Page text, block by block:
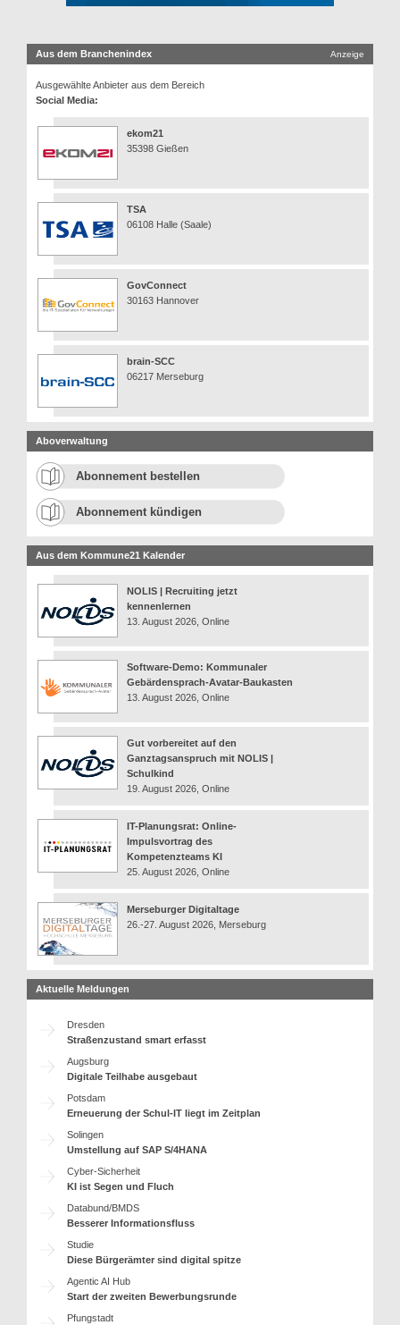
Aus dem Branchenindex Anzeige
Ausgewählte Anbieter aus dem Bereich
Social Media:
ekom21
35398 Gießen
TSA
06108 Halle (Saale)
GovConnect
30163 Hannover
brain-SCC
06217 Merseburg
Aboverwaltung
Abonnement bestellen
Abonnement kündigen
Aus dem Kommune21 Kalender
NOLIS | Recruiting jetzt
kennenlernen
13. August 2026, Online
Software-Demo: Kommunaler
Gebärdensprach-Avatar-Baukasten
13. August 2026, Online
Gut vorbereitet auf den
Ganztagsanspruch mit NOLIS |
Schulkind
19. August 2026, Online
IT-Planungsrat: Online-
Impulsvortrag des
Kompetenzteams KI
25. August 2026, Online
Merseburger Digitaltage
26.-27. August 2026, Merseburg
Aktuelle Meldungen
Dresden
Straßenzustand smart erfasst
Augsburg
Digitale Teilhabe ausgebaut
Potsdam
Erneuerung der Schul-IT liegt im Zeitplan
Solingen
Umstellung auf SAP S/4HANA
Cyber-Sicherheit
KI ist Segen und Fluch
Databund/BMDS
Besserer Informationsfluss
Studie
Diese Bürgerämter sind digital spitze
Agentic AI Hub
Start der zweiten Bewerbungsrunde
Pfungstadt